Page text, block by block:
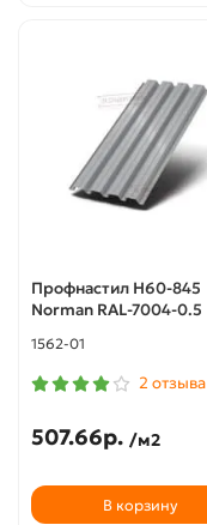
Профнастил Н60-845
Norman RAL-7004-0.5
1562-01
2 отзыва
507.66р. /м2
В корзину